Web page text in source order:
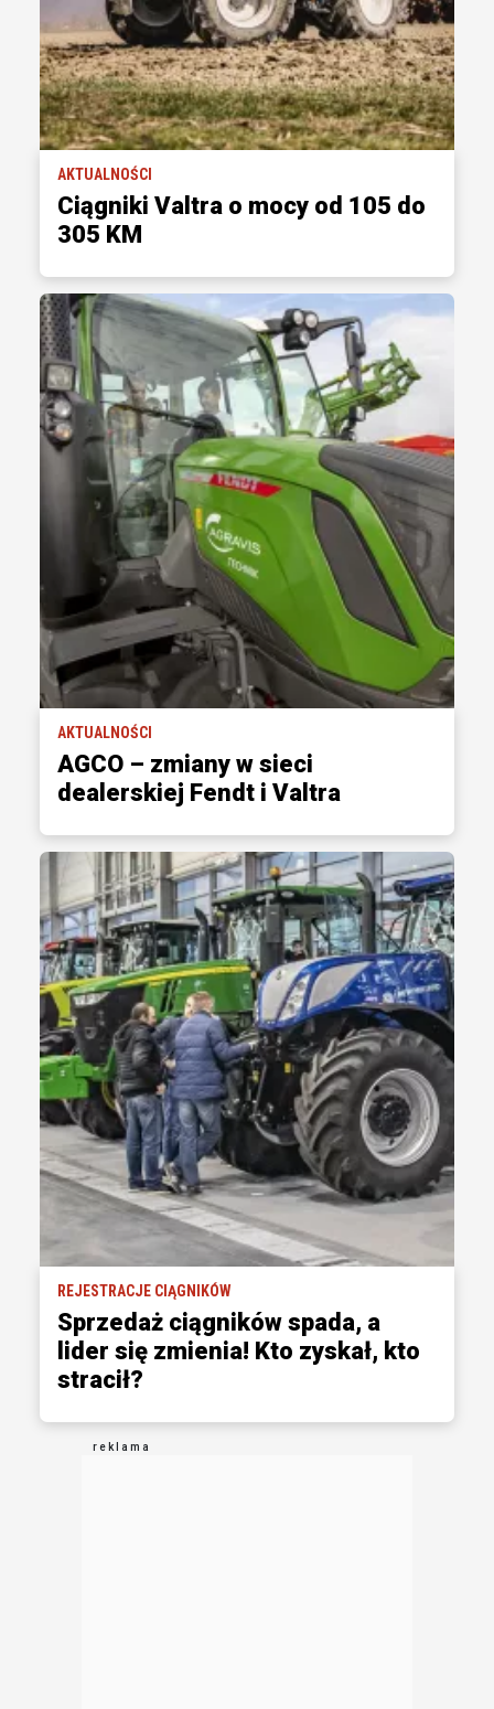
AKTUALNOŚCI
Ciągniki Valtra o mocy od 105 do
305 KM
AKTUALNOŚCI
AGCO – zmiany w sieci
dealerskiej Fendt i Valtra
REJESTRACJE CIĄGNIKÓW
Sprzedaż ciągników spada, a
lider się zmienia! Kto zyskał, kto
stracił?